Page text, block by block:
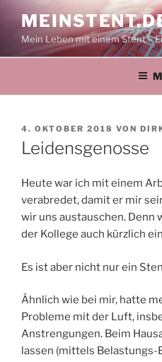
Inhalt
springenMein Leben mit einem Stent –
VERÖFFENTLICHT
AM
4. OKTOBER 2018 VON
Leidensgenosse
Heute war ich mit einem
verabredet, damit er mir
wir uns austauschen. Denn
der Kollege auch kürzlich
Es ist aber nicht nur ein
Ähnlich wie bei mir, hatte
Probleme mit der Luft,
Anstrengungen. Beim
lassen (mittels Belastungs-